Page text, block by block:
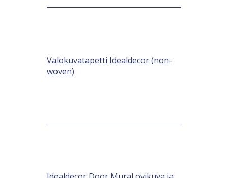
Valokuvatapetti Idealdecor (non-
woven)